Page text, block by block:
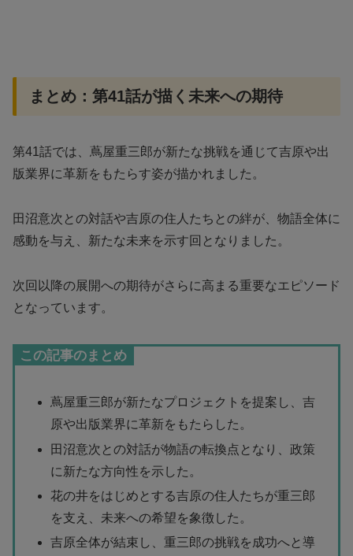
まとめ：第41話が描く未来への期待
第41話では、蔦屋重三郎が新たな挑戦を通じて吉原や出
版業界に革新をもたらす姿が描かれました。
田沼意次との対話や吉原の住人たちとの絆が、物語全体に
感動を与え、新たな未来を示す回となりました。
次回以降の展開への期待がさらに高まる重要なエピソード
となっています。
この記事のまとめ
蔦屋重三郎が新たなプロジェクトを提案し、吉
原や出版業界に革新をもたらした。
田沼意次との対話が物語の転換点となり、政策
に新たな方向性を示した。
花の井をはじめとする吉原の住人たちが重三郎
を支え、未来への希望を象徴した。
吉原全体が結束し、重三郎の挑戦を成功へと導